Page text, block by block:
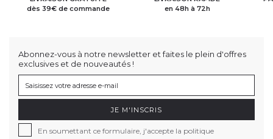
dès 39€ de commande
en 48h à 72h
Abonnez-vous à notre newsletter et faites le plein d'offres
exclusives et de nouveautés !
JE M'INSCRIS
En soumettant ce formulaire, j'accepte la politique